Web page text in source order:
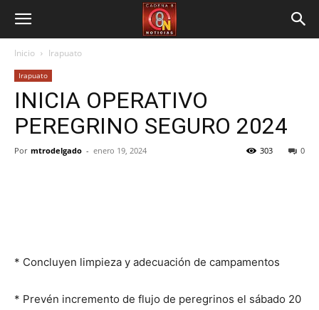
Inicio Irapuato
Irapuato
INICIA OPERATIVO
PEREGRINO SEGURO 2024
Por mtrodelgado - enero 19, 2024 0
303
* Concluyen limpieza y adecuación de campamentos
* Prevén incremento de flujo de peregrinos el sábado 20